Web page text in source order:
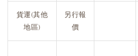
貨運(其他
地區)
另行報
價